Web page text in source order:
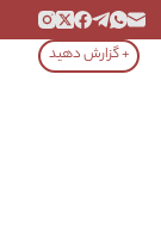
+ گزارش دهید